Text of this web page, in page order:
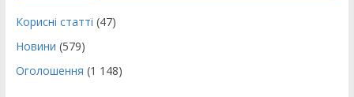
Корисні статті (47)
Новини (579)
Оголошення (1 148)